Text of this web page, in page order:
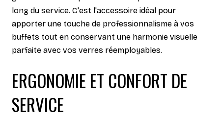
long du service. C'est l'accessoire idéal pour
apporter une touche de professionnalisme à vos
buffets tout en conservant une harmonie visuelle
parfaite avec vos verres réemployables.
ERGONOMIE ET CONFORT DE
SERVICE